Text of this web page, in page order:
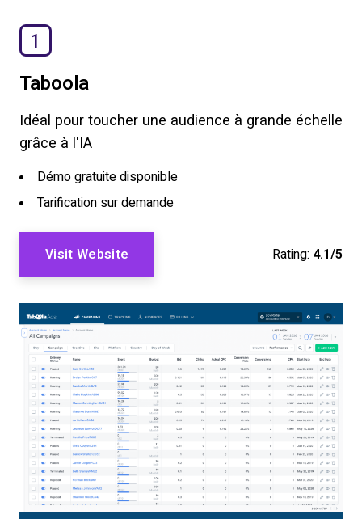
1
Taboola
Idéal pour toucher une audience à grande échelle
grâce à l'IA
Démo gratuite disponible
Tarification sur demande
Visit Website Rating: 4.1/5